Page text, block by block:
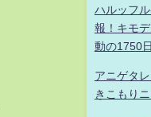
ハルッフ
報！キモ
動の1750日
アニゲタ
きこもり